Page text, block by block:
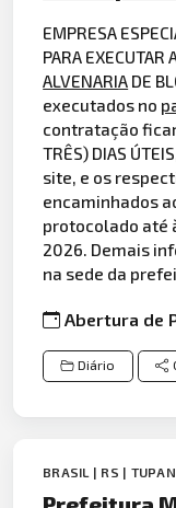
EMPRESA
PARA EXECUTAR
ALVENARIA DE
executados no
contratação
TRÊS) DIAS
site, e os
encaminhados
protocolado até
2026. Demais
na sede da
Abertura de
Diário
BRASIL | RS |